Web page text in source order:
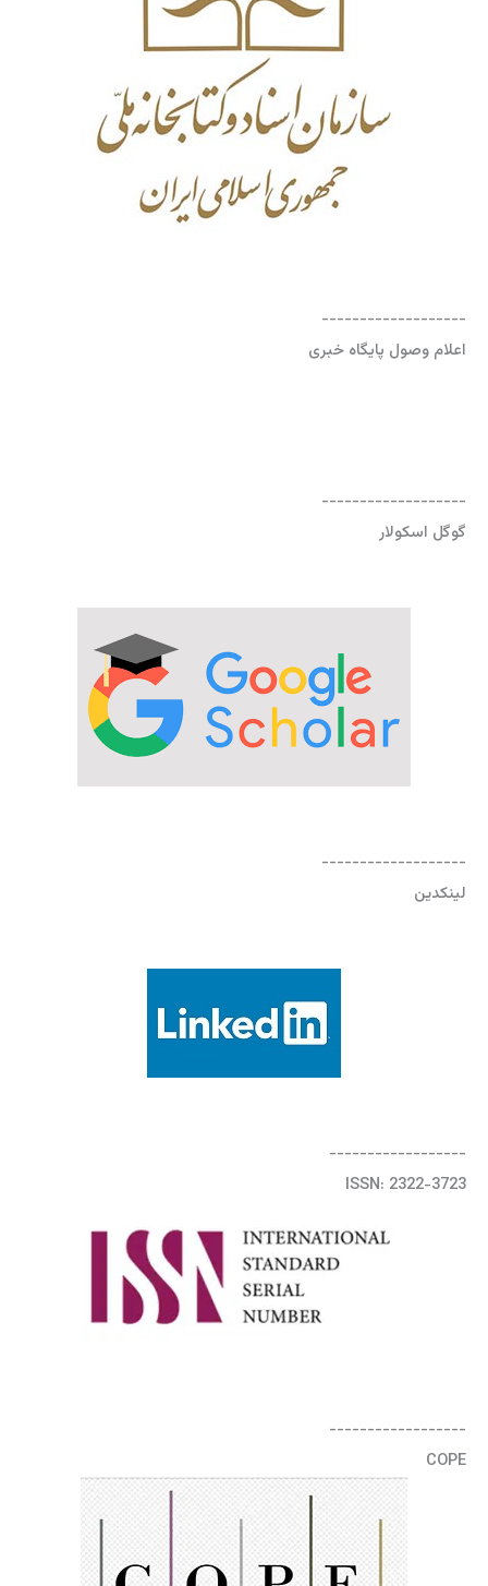
-------------------
اعلام وصول پایگاه خبری
-------------------
گوگل اسکولار
-------------------
لینکدین
------------------
ISSN: 2322-3723
------------------
COPE